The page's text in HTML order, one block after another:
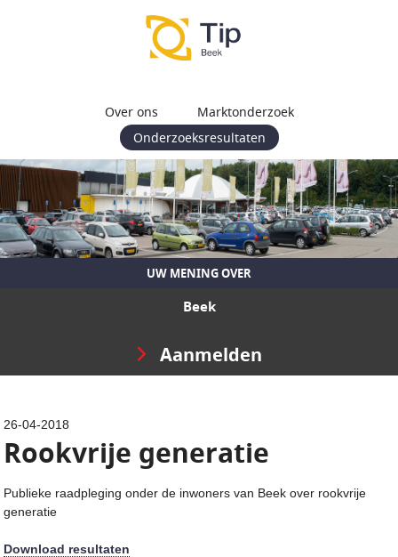
Over ons
Marktonderzoek
Onderzoeksresultaten
UW MENING OVER
Beek
Aanmelden
26-04-2018
Rookvrije generatie
Publieke raadpleging onder de inwoners van Beek over rookvrije
generatie
Download resultaten